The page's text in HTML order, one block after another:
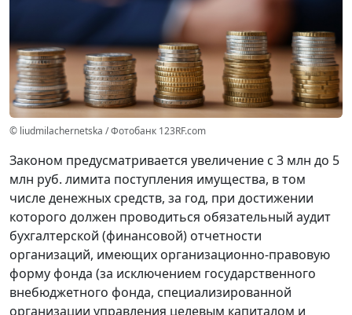
© liudmilachernetska / Фотобанк 123RF.com
Законом предусматривается увеличение с 3 млн до 5
млн руб. лимита поступления имущества, в том
числе денежных средств, за год, при достижении
которого должен проводиться обязательный аудит
бухгалтерской (финансовой) отчетности
организаций, имеющих организационно-правовую
форму фонда (за исключением государственного
внебюджетного фонда, специализированной
организации управления целевым капиталом и